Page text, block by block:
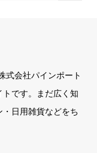
式会社パインポート
です。まだ広く知
日用雑貨などをち